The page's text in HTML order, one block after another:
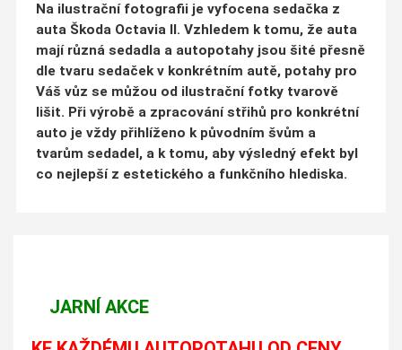
Na ilustrační fotografii je vyfocena sedačka z
auta Škoda Octavia II. Vzhledem k tomu, že auta
mají různá sedadla a autopotahy jsou šité přesně
dle tvaru sedaček v konkrétním autě, potahy pro
Váš vůz se můžou od ilustrační fotky tvarově
lišit. Při výrobě a zpracování střihů pro konkrétní
auto je vždy přihlíženo k původním švům a
tvarům sedadel, a k tomu, aby výsledný efekt byl
co nejlepší z estetického a funkčního hlediska.
JARNÍ AKCE